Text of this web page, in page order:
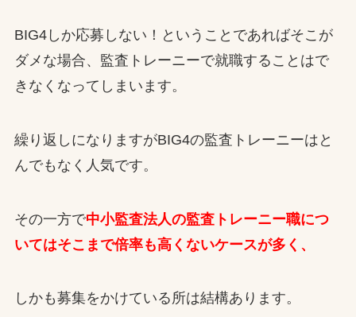
BIG4しか応募しない！ということであればそこが
ダメな場合、監査トレーニーで就職することはで
きなくなってしまいます。
繰り返しになりますがBIG4の監査トレーニーはと
んでもなく人気です。
その一方で中小監査法人の監査トレーニー職につ
いてはそこまで倍率も高くないケースが多く、
しかも募集をかけている所は結構あります。